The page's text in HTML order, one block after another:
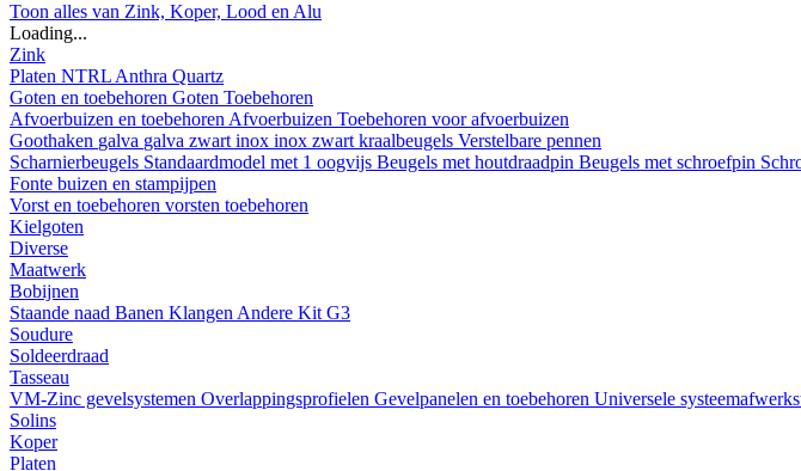
Toon alles van Zink, Koper, Lood en Alu
Loading...
Zink
Platen NTRL Anthra Quartz
Goten en toebehoren Goten Toebehoren
Afvoerbuizen en toebehoren Afvoerbuizen Toebehoren voor afvoerbuizen
Goothaken galva galva zwart inox inox zwart kraalbeugels Verstelbare pennen
Scharnierbeugels Standaardmodel met 1 oogvijs Beugels met houtdraadpin Beugels met schroefpin
Fonte buizen en stampijpen
Vorst en toebehoren vorsten toebehoren
Kielgoten
Diverse
Maatwerk
Bobijnen
Staande naad Banen Klangen Andere Kit G3
Soudure
Soldeerdraad
Tasseau
VM-Zinc gevelsystemen Overlappingsprofielen Gevelpanelen en toebehoren Universele
Solins
Koper
Platen